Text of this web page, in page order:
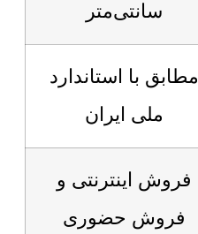
سانتی‌متر
مطابق با استاندارد
ملی ایران
فروش اینترنتی و
فروش حضوری